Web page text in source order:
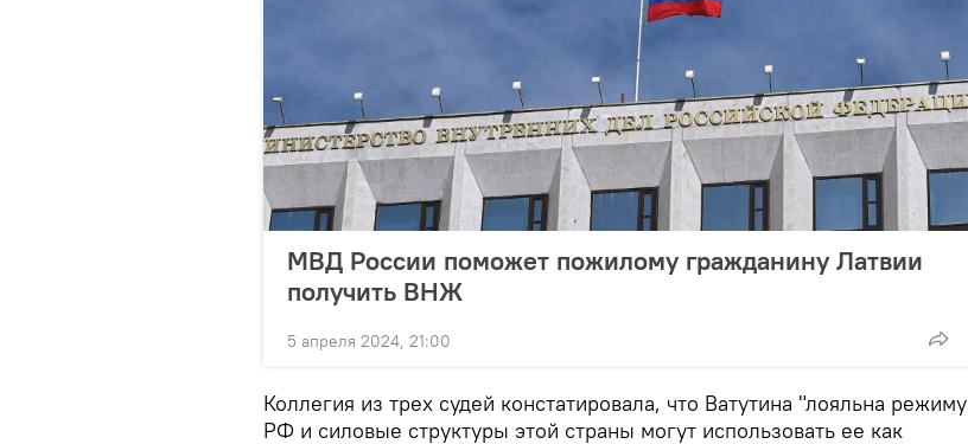
МВД России поможет пожилому гражданину Латвии
получить ВНЖ
5 апреля 2024, 21:00
Коллегия из трех судей констатировала, что Ватутина "лояльна режиму
РФ и силовые структуры этой страны могут использовать ее как